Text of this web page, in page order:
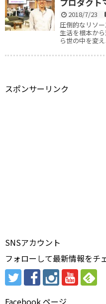
2018/7/23
圧倒的なリソ
生活を根本か
ら世の中を変
スポンサーリンク
SNSアカウント
フォローして最新情報をチ
Facebook ページ